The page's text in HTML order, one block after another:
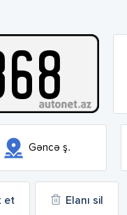
Gəncə ş.
et Elanı sil